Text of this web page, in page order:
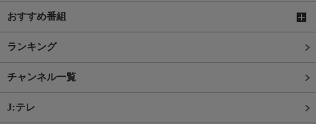
おすすめ番組
ランキング
チャンネル一覧
J:テレ